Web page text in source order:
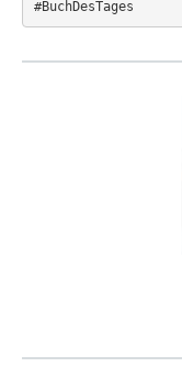
#BuchDesTages